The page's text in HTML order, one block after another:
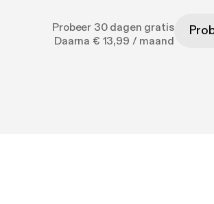
Probeer 30 dagen gratis
Daarna € 13,99 / maand